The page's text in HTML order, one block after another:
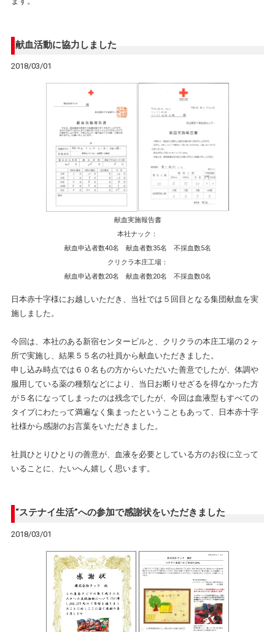
献血活動に協力しました
2018/03/01
献血実施報告書
本社ナック：
献血申込者数40名 献血者数35名 不採血数5名
クリクラ本庄工場：
献血申込者数20名 献血者数20名 不採血数0名
日本赤十字様にお越しいただき、当社では５回目となる集団献血を実
施しました。
今回は、本社のある新宿センタービルと、クリクラの本庄工場の２ヶ
所で実施し、結果５５名の社員から献血いただきました。
申し込み時点では６０名もの方からいただいた善意でしたが、体調や
服用している薬の種類などにより、当日お断りせざるを得なかった方
が５名になってしまったのは残念でしたが、今回は血液型もすべての
タイプにわたって満遍なく集まったということもあって、日本赤十字
社様から感謝のお言葉をいただきました。
社員ひとりひとりの善意が、血液を必要としている方のお役に立って
いることに、たいへん嬉しく思います。
“ステナイ生活”への参加で感謝状をいただきました
2018/03/01